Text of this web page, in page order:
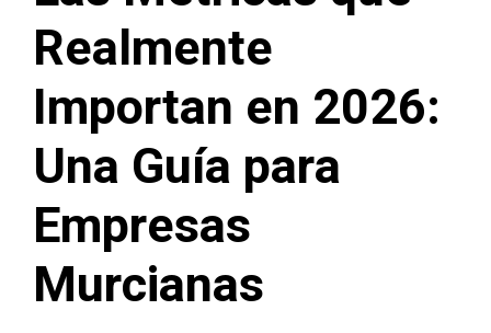
Realmente
Importan en 2026:
Una Guía para
Empresas
Murcianas